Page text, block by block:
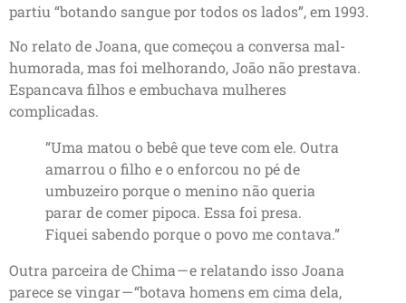
partiu “botando sangue por todos os lados”, em 1993.
No relato de Joana, que começou a conversa mal-
humorada, mas foi melhorando, João não prestava.
Espancava filhos e embuchava mulheres
complicadas.
“Uma matou o bebê que teve com ele. Outra
amarrou o filho e o enforcou no pé de
umbuzeiro porque o menino não queria
parar de comer pipoca. Essa foi presa.
Fiquei sabendo porque o povo me contava.”
Outra parceira de Chima — e relatando isso Joana
parece se vingar — “botava homens em cima dela,